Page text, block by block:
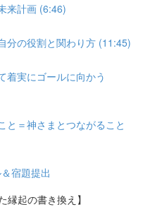
来計画 (6:46)
分の役割と関わり方 (11:45)
実にゴールに向かう
＝神さまとつながること
宿題提出
起の書き換え】